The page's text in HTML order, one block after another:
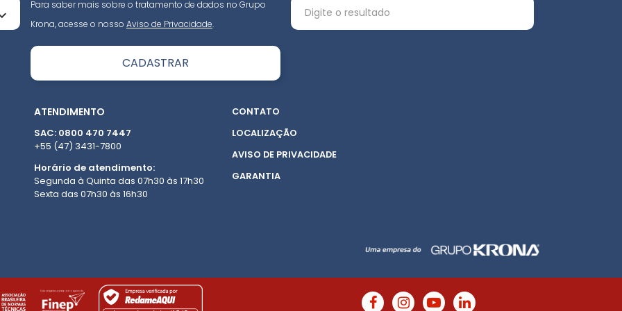
Para saber mais sobre o tratamento de dados no Grupo
Krona, acesse o nosso Aviso de Privacidade.
ATENDIMENTO
SAC: 0800 470 7447
+55 (47) 3431-7800
Horário de atendimento:
Segunda à Quinta das 07h30 às 17h30
Sexta das 07h30 às 16h30
CONTATO
LOCALIZAÇÃO
AVISO DE PRIVACIDADE
GARANTIA